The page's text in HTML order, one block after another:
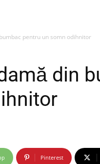
pentru un somn odihnitor
din
Pinterest